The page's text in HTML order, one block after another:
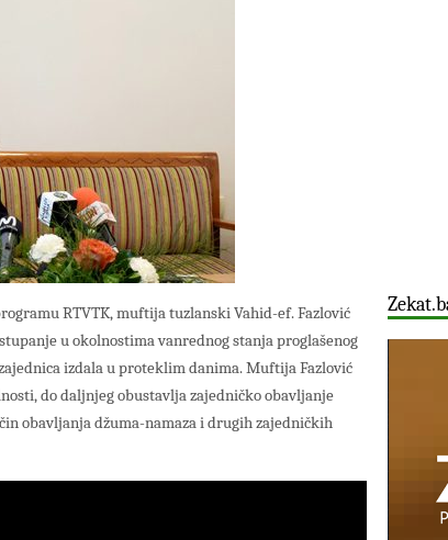
RTVTK, muftija tuzlanski Vahid-ef. Fazlović
u okolnostima vanrednog stanja proglašenog
izdala u proteklim danima. Muftija Fazlović
do daljnjeg obustavlja zajedničko obavljanje
obavljanja džuma-namaza i drugih zajedničkih